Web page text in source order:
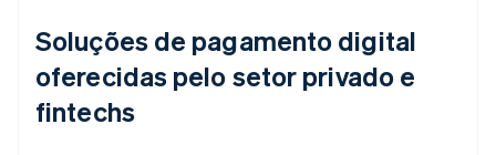
Soluções de pagamento digital
oferecidas pelo setor privado e
fintechs